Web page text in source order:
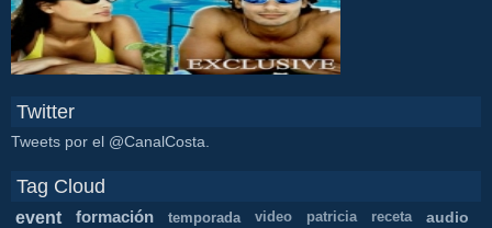
Twitter
Tweets por el @CanalCosta.
Tag Cloud
event formación temporada video patricia receta
audio